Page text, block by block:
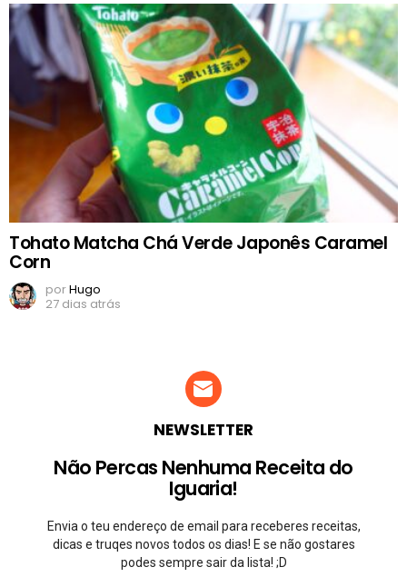
Tohato Matcha Chá Verde Japonês Caramel
Corn
porHugo
27 dias atrás
NEWSLETTER
Não Percas Nenhuma Receita do
Iguaria!
Envia o teu endereço de email para receberes receitas,
dicas e truqes novos todos os dias! E se não gostares
podes sempre sair da lista! ;D